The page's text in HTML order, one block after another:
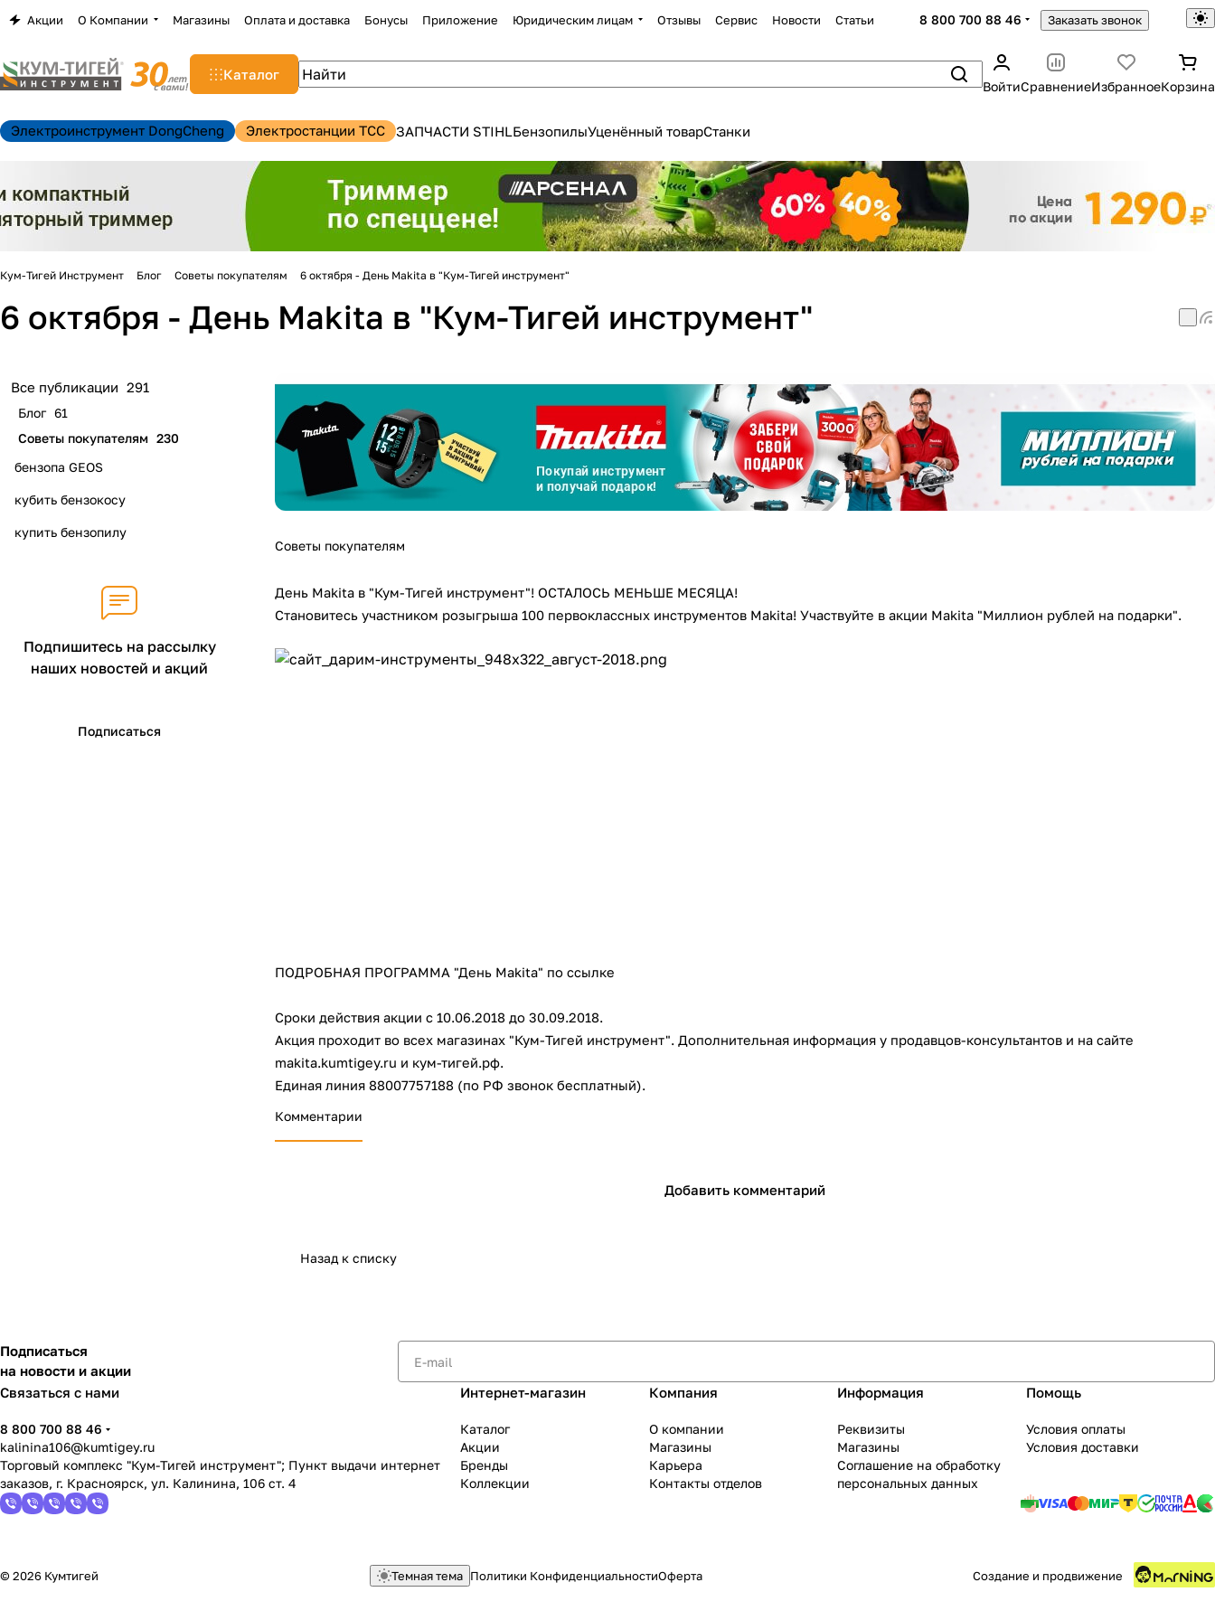
Акции О Компании Магазины Оплата и доставка Бонусы Приложение Юридическим лицам Отзывы Сервис Новости Статьи 8 800 700 88 46 Заказать звонок
Каталог
ВойтиСравнениеИзбранноеКорзина
Электроинструмент DongCheng Электростанции TCC ЗАПЧАСТИ STIHLБензопилыУценённый товарСтанки
Кум-Тигей Инструмент Блог Советы покупателям 6 октября - День Makita в "Кум-Тигей инструмент"
6 октября - День Makita в "Кум-Тигей инструмент"
Советы покупателям
День Makita в "Кум-Тигей инструмент"! ОСТАЛОСЬ МЕНЬШЕ МЕСЯЦА!
Становитесь участником розыгрыша 100 первоклассных инструментов Makita! Участвуйте в акции Makita "Миллион рублей на подарки".
ПОДРОБНАЯ ПРОГРАММА "День Makita" по ссылке
Сроки действия акции с 10.06.2018 до 30.09.2018.
Акция проходит во всех магазинах "Кум-Тигей инструмент". Дополнительная информация у продавцов-консультантов и на сайте
makita.kumtigey.ru и кум-тигей.рф.
Единая линия 88007757188 (по РФ звонок бесплатный).
Комментарии
Добавить комментарий
Назад к списку
Все публикации 291
Блог 61
Советы покупателям 230
бензопа GEOS
кубить бензокосу
купить бензопилу
Подпишитесь на рассылку
наших новостей и акций
Подписаться
Подписаться
на новости и акции
Связаться с нами
8 800 700 88 46
kalinina106@kumtigey.ru
Торговый комплекс "Кум-Тигей инструмент"; Пункт выдачи интернет
заказов, г. Красноярск, ул. Калинина, 106 ст. 4
Интернет-магазин
Каталог
Акции
Бренды
Коллекции
Компания
О компании
Магазины
Карьера
Контакты отделов
Информация
Реквизиты
Магазины
Соглашение на обработку
персональных данных
Помощь
Условия оплаты
Условия доставки
© 2026 Кумтигей Темная тема Политики КонфиденциальностиОферта Создание и продвижение
Для клиентов всех банков
Разбейтеоплату
на частибез переплат
График платежей
Сегодня
25%
25% картой любого банка
25
раз в 2
8 800 302-02-51